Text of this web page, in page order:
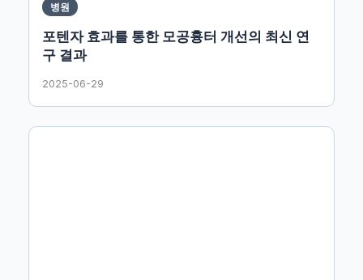
병원
포텐자 효과를 통한 모공흉터 개선의 최신 연
구 결과
2025-06-29